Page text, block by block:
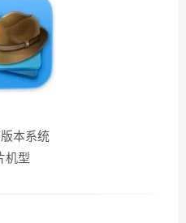
本系统
机型